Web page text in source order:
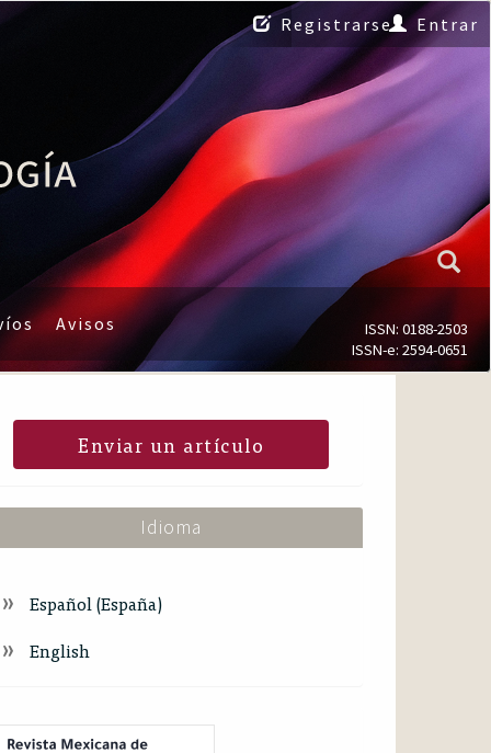
Registrarse Entrar
ISSN: 0188-2503
ISSN-e: 2594-0651
Avisos
Enviar un artículo
Idioma
Español (España)
English